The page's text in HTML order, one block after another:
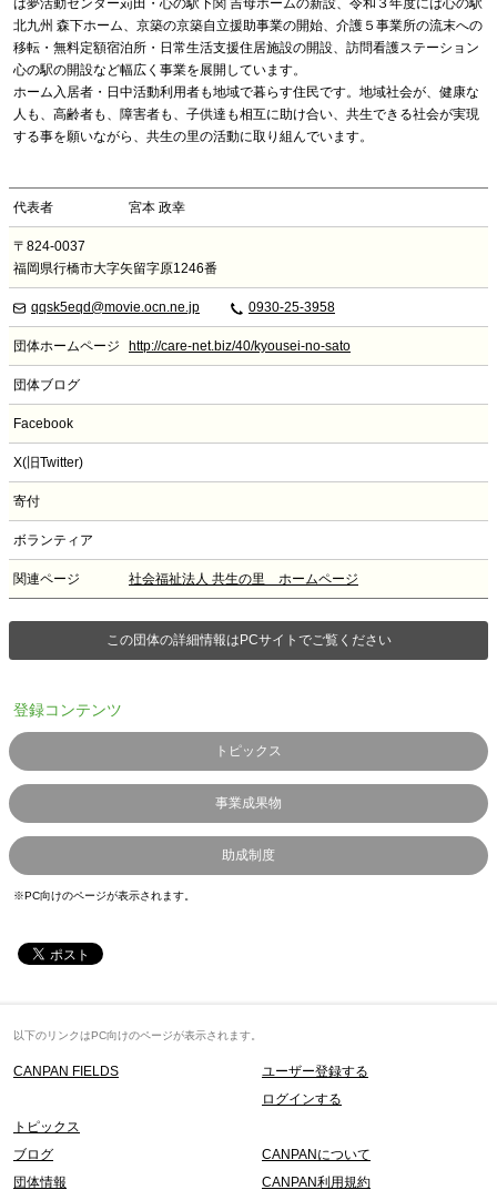
は夢活動センター苅田・心の駅下関 吉母ホームの新設、令和３年度には心の駅
北九州 森下ホーム、京築の京築自立援助事業の開始、介護５事業所の流末への
移転・無料定額宿泊所・日常生活支援住居施設の開設、訪問看護ステーション
心の駅の開設など幅広く事業を展開しています。
ホーム入居者・日中活動利用者も地域で暮らす住民です。地域社会が、健康な
人も、高齢者も、障害者も、子供達も相互に助け合い、共生できる社会が実現
する事を願いながら、共生の里の活動に取り組んでいます。
代表者 宮本 政幸
〒824-0037
福岡県行橋市大字矢留字原1246番
qqsk5eqd@movie.ocn.ne.jp 0930-25-3958
団体ホームページ http://care-net.biz/40/kyousei-no-sato
団体ブログ
Facebook
X(旧Twitter)
寄付
ボランティア
関連ページ 社会福祉法人 共生の里 ホームページ
この団体の詳細情報はPCサイトでご覧ください
登録コンテンツ
トピックス
事業成果物
助成制度
※PC向けのページが表示されます。
以下のリンクはPC向けのページが表示されます。
CANPAN FIELDS
ユーザー登録する
ログインする
トピックス
ブログ
団体情報
CANPANについて
CANPAN利用規約